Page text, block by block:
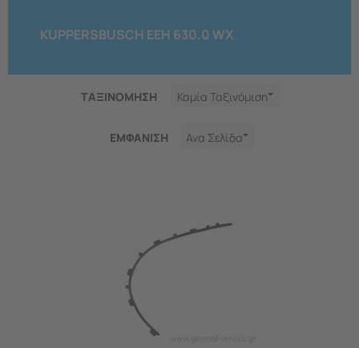
KUPPERSBUSCH EEH 630.0 WX
ΤΑΞΙΝΟΜΗΣΗ Καμία Ταξινόμιση
ΕΜΦΑNΙΣΗ Ανα Σελίδα